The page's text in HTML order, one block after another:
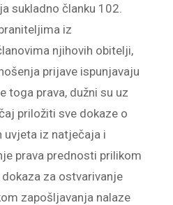
sukladno članku 102.
iz
njihovih obitelji,
prijave ispunjavaju
toga prava, dužni su uz
priložiti sve dokaze o
uvjeta iz natječaja i
prava prednosti prilikom
za ostvarivanje
zapošljavanja nalaze